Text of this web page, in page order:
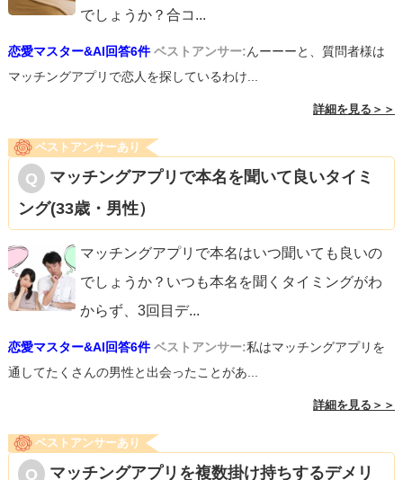
でしょうか？合コ ...
恋愛マスター&AI回答6件 ベストアンサー:んーーーと、質問者様は
マッチングアプリで恋人を探しているわけ...
詳細を見る＞＞
ベストアンサーあり
マッチングアプリで本名を聞いて良いタイミ
ング(33歳・男性）
マッチングアプリで本名はいつ聞いても良いの
でしょうか？いつも本名を聞くタイミングがわ
からず、3回目デ...
恋愛マスター&AI回答6件 ベストアンサー:私はマッチングアプリを
通してたくさんの男性と出会ったことがあ...
詳細を見る＞＞
ベストアンサーあり
マッチングアプリを複数掛け持ちするデメリ